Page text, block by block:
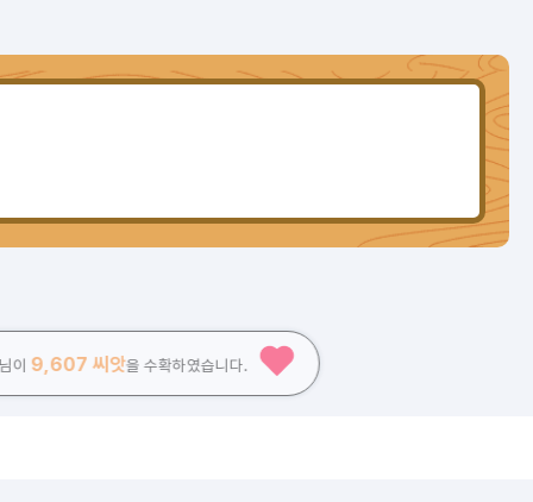
9,607 씨앗